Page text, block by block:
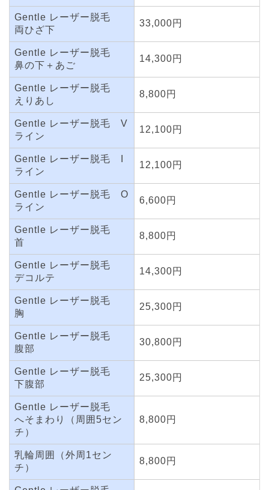
Gentle レーザー脱毛
両ひざ下
33,000円
Gentle レーザー脱毛
鼻の下＋あご
14,300円
Gentle レーザー脱毛
えりあし
8,800円
Gentle レーザー脱毛 V
ライン
12,100円
Gentle レーザー脱毛 I
ライン
12,100円
Gentle レーザー脱毛 O
ライン
6,600円
Gentle レーザー脱毛
首
8,800円
Gentle レーザー脱毛
デコルテ
14,300円
Gentle レーザー脱毛
胸
25,300円
Gentle レーザー脱毛
腹部
30,800円
Gentle レーザー脱毛
下腹部
25,300円
Gentle レーザー脱毛
へそまわり（周囲5セン
チ）
8,800円
乳輪周囲（外周1セン
チ）
8,800円